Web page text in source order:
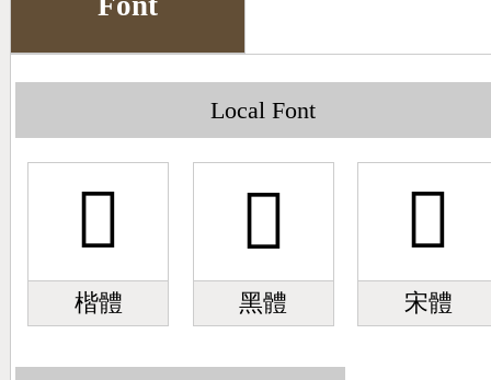
Local Font
𣃮
楷體
𣃮
黑體
𣃮
宋體